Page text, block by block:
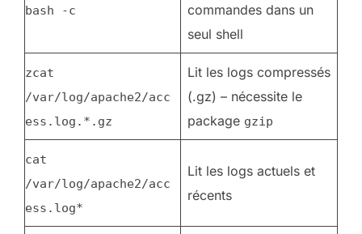
bash -c
commandes dans un
seul shell
zcat
/var/log/apache2/acc
ess.log.*.gz
Lit les logs compressés
(.gz) – nécessite le
package gzip
cat
/var/log/apache2/acc
ess.log*
Lit les logs actuels et
récents